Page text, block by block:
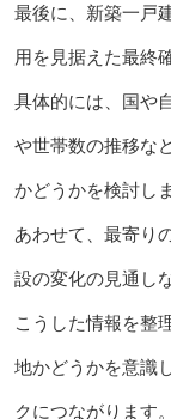
最後に、新築一戸
用を見据えた最終
具体的には、国や
や世帯数の推移な
かどうかを検討し
あわせて、最寄り
設の変化の見通し
こうした情報を整
地かどうかを意識
クにつながります。